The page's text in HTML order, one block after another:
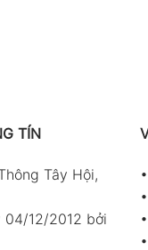
TÍN
Tây Hội,
12/2012 bởi
•
•
•
•